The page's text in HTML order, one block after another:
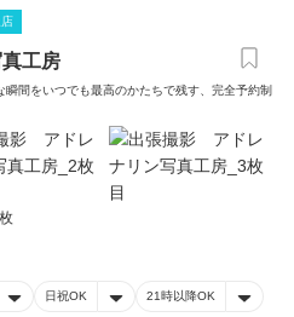
工房
間をいつでも最高のかたちで残す、完全予約制
日祝OK 21時以降OK